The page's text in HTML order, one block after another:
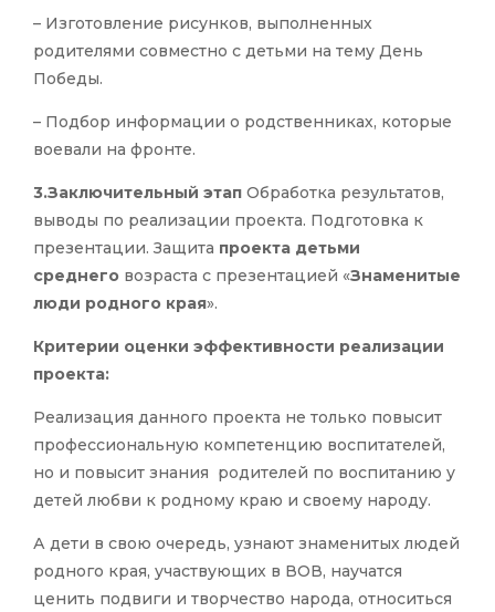
– Изготовление рисунков, выполненных
родителями совместно с детьми на тему День
Победы.
– Подбор информации о родственниках, которые
воевали на фронте.
3.Заключительный этап Обработка результатов,
выводы по реализации проекта. Подготовка к
презентации. Защита проекта детьми
среднего возраста с презентацией «Знаменитые
люди родного края».
Критерии оценки эффективности реализации
проекта:
Реализация данного проекта не только повысит
профессиональную компетенцию воспитателей,
но и повысит знания родителей по воспитанию у
детей любви к родному краю и своему народу.
А дети в свою очередь, узнают знаменитых людей
родного края, участвующих в ВОВ, научатся
ценить подвиги и творчество народа, относиться